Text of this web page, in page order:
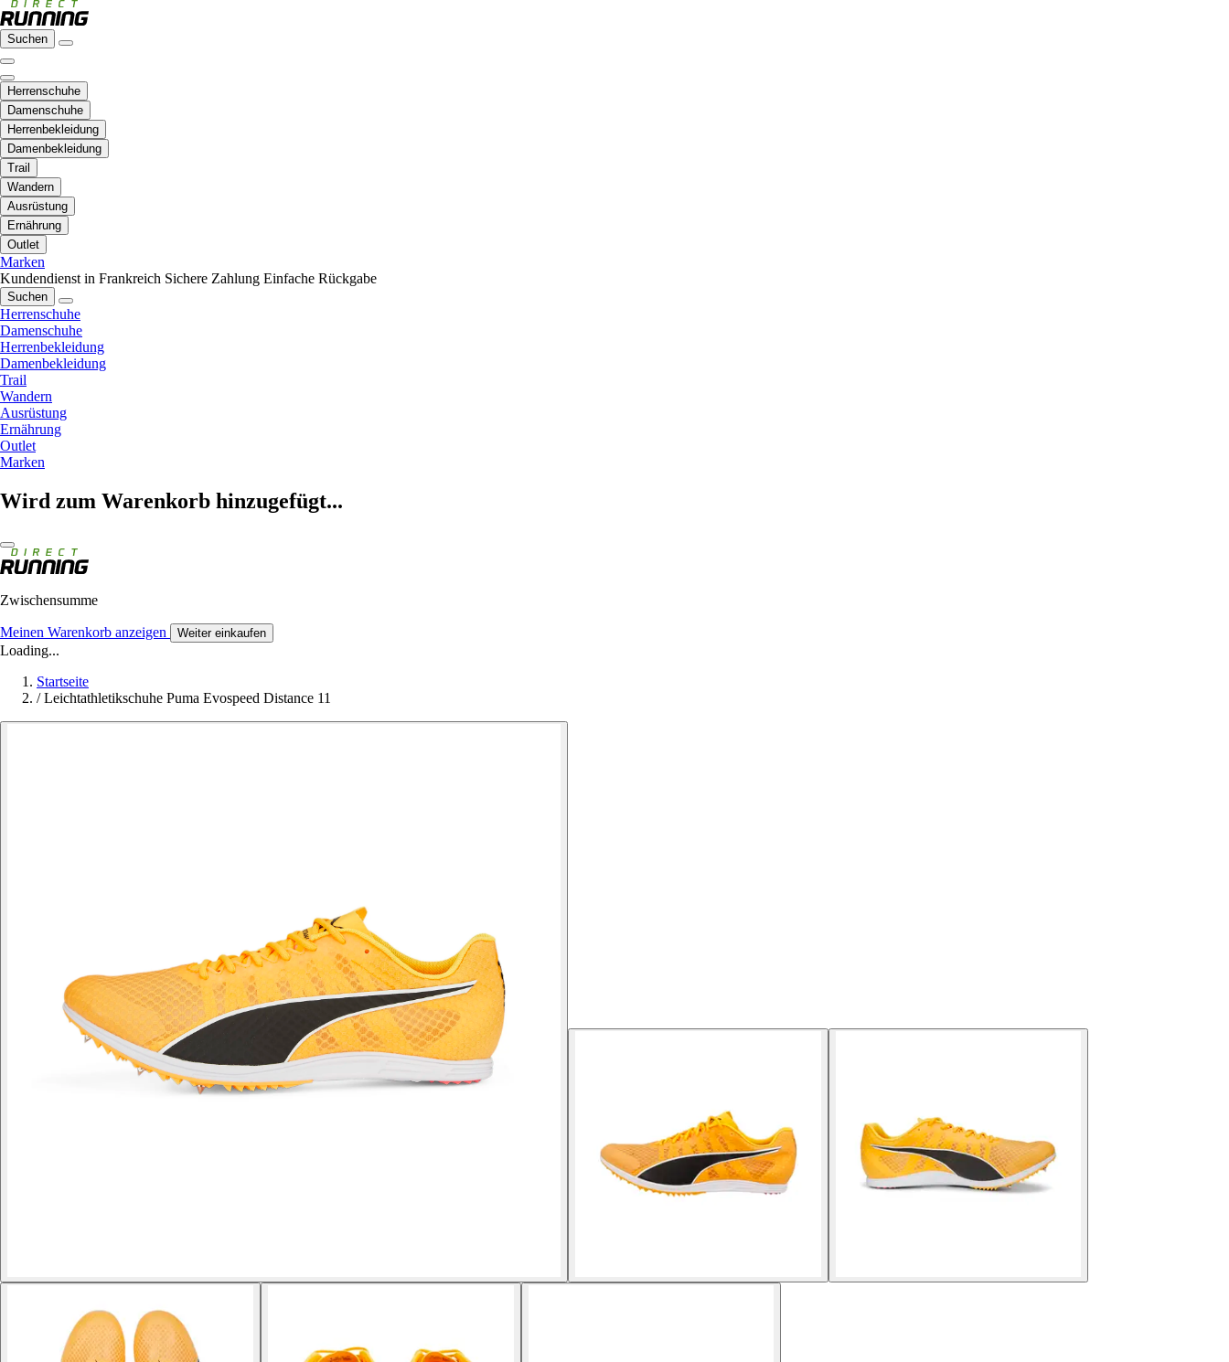
Suchen
Herrenschuhe
Damenschuhe
Herrenbekleidung
Damenbekleidung
Trail
Wandern
Ausrüstung
Ernährung
Outlet
Marken
Kundendienst in Frankreich Sichere Zahlung Einfache Rückgabe
Suchen
Herrenschuhe
Damenschuhe
Herrenbekleidung
Damenbekleidung
Trail
Wandern
Ausrüstung
Ernährung
Outlet
Marken
Wird zum Warenkorb hinzugefügt...
Zwischensumme
Meinen Warenkorb anzeigen Weiter einkaufen
Loading...
Startseite
/ Leichtathletikschuhe Puma Evospeed Distance 11